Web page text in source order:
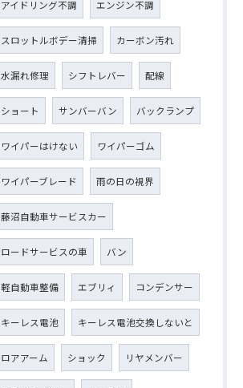
アイドリング不調 エンジン不調
スロットルボデー清掃 カーボン汚れ
水漏れ修理 シフトレバー 配線
ショート サンバーバン バックランプ
ワイパーはけない ワイパーゴム
ワイパーブレード 雨の日の視界
藤沼自動車サービスカー
ロードサービスの車 バン
軽自動車整備 エブリィ コンデンサー
キーレス電池 キーレス電池交換しないと
ロアアーム ショック リヤメンバー